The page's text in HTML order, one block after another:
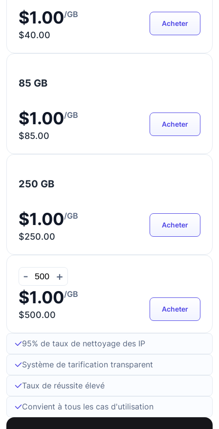
$1.00/GB
$40.00
Acheter
85 GB
$1.00/GB
$85.00
Acheter
250 GB
$1.00/GB
$250.00
Acheter
- +
$1.00/GB
$500.00
Acheter
95% de taux de nettoyage des IP
Système de tarification transparent
Taux de réussite élevé
Convient à tous les cas d'utilisation